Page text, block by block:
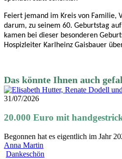
Feiert jemand im Kreis von Familie,
darum, zu seinem 60. Geburtstag
kamen bei dieser besonderen
Hospizleiter Karlheinz Gaisbauer
31/07/2026
20.000 Euro mit
Begonnen hat es eigentlich im Jahr
Anna Martin
Dankeschön